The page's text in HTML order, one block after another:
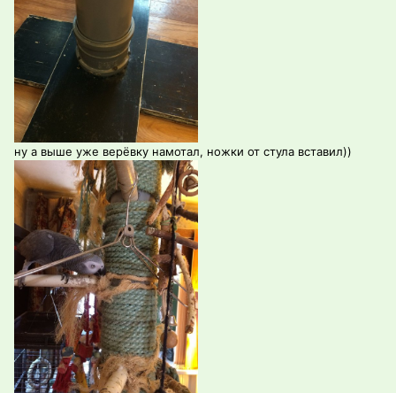
ну а выше уже верёвку намотал, ножки от стула вставил))